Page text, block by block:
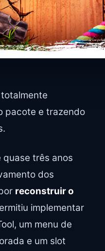
pacote e trazendo
quase três anos
dos
reconstruir o
implementar
um menu de
e um slot